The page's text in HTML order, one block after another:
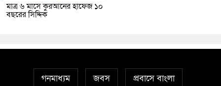
মাত্র ৬ মাসে কুরআনের হাফেজ ১০
বছরের সিদ্দিক
গনমাধ্যম জবস প্রবাসে বাংলা